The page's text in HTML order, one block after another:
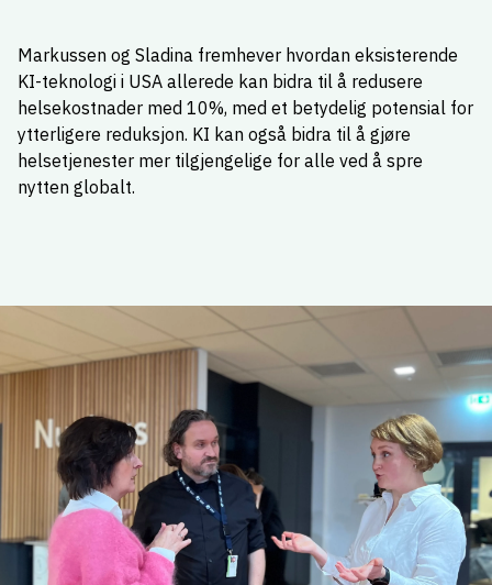
Markussen og Sladina fremhever hvordan eksisterende
KI-teknologi i USA allerede kan bidra til å redusere
helsekostnader med 10%, med et betydelig potensial for
ytterligere reduksjon. KI kan også bidra til å gjøre
helsetjenester mer tilgjengelige for alle ved å spre
nytten globalt.